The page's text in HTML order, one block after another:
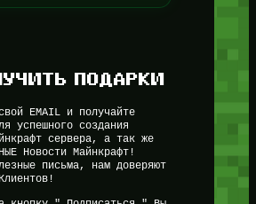
ПОДАРКИ
EMAIL и получайте
успешного создания
сервера, а так же
Новости Майнкрафт!
письма, нам доверяют